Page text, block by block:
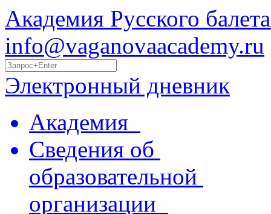
Академия Русского
info@vaganovaacademy.ru
Электронный дневник
Академия
Сведения об
образовательной
организации